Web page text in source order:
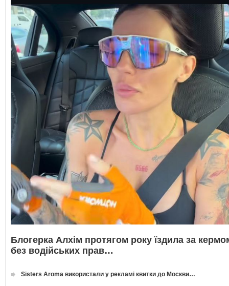
Блогерка Алхім протягом року їздила за
без водійських прав…
Sisters Aroma використали у рекламі квитки до Москви…